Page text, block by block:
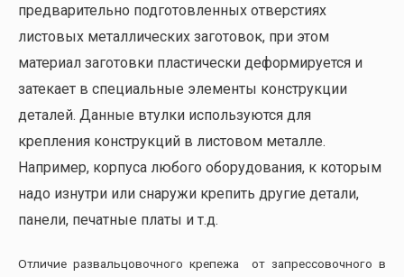
предварительно подготовленных отверстиях
листовых металлических заготовок, при этом
материал заготовки пластически деформируется и
затекает в специальные элементы конструкции
деталей. Данные втулки используются для
крепления конструкций в листовом металле.
Например, корпуса любого оборудования, к которым
надо изнутри или снаружи крепить другие детали,
панели, печатные платы и т.д.
Отличие развальцовочного крепежа от запрессовочного в